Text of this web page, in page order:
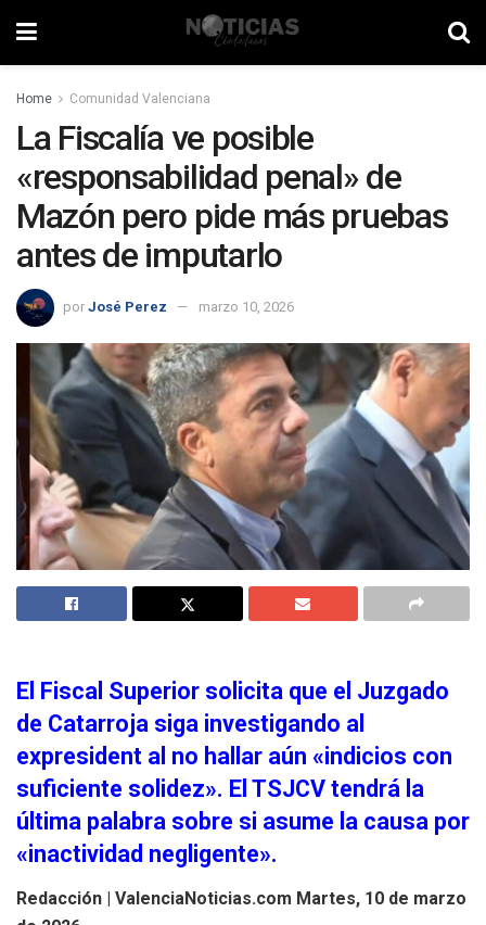
Home Comunidad Valenciana
La Fiscalía ve posible
«responsabilidad penal» de
Mazón pero pide más pruebas
antes de imputarlo
por José Perez marzo 10, 2026
El Fiscal Superior solicita que el Juzgado
de Catarroja siga investigando al
expresident al no hallar aún «indicios con
suficiente solidez». El TSJCV tendrá la
última palabra sobre si asume la causa por
«inactividad negligente».
Redacción | ValenciaNoticias.com Martes, 10 de marzo